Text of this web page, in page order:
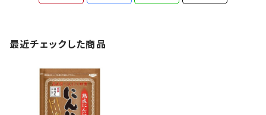
最近チェックした商品